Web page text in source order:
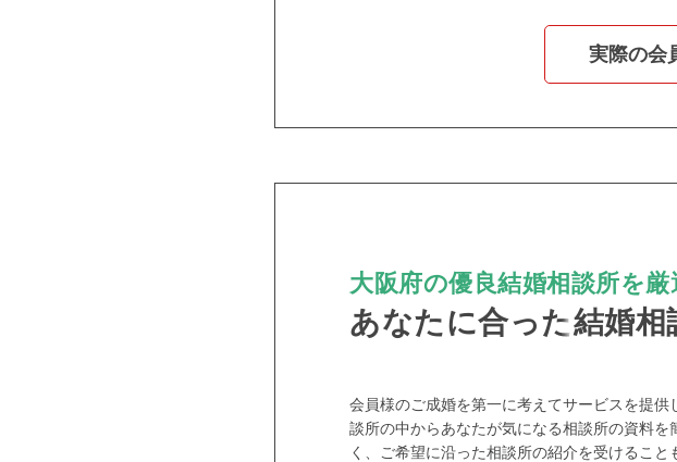
約
おすすめの優
実際の会
大阪府の優良結婚相談所を厳
あなたに合った結婚相
会員様のご成婚を第一に考えてサービスを提
談所の中からあなたが気になる相談所の資料
く、ご希望に沿った相談所の紹介を受けること